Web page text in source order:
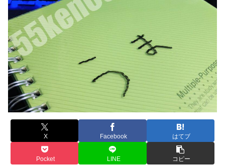
X Facebook はてブ
Pocket LINE コピー